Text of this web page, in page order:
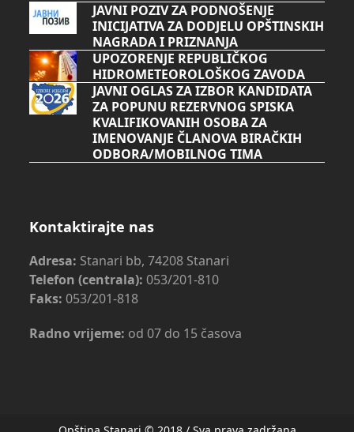
JAVNI POZIV ZA PODNOŠENJE
INICIJATIVA ZA DODJELU OPŠTINSKIH
NAGRADA I PRIZNANJA
UPOZORENJE REPUBLIČKOG
HIDROMETEOROLOŠKOG ZAVODA
JAVNI OGLAS ZA IZBOR KANDIDATA
ZA POPUNU REZERVNOG SPISKA
KVALIFIKOVANIH OSOBA ZA
IMENOVANJE ČLANOVA BIRAČKIH
ODBORA/MOBILNOG TIMA
Kontaktirajte nas
Adresa: Stanari bb, 74208 Stanari
Telefon (centrala): 053/201-810
Faks: 053/201-818
Radno vrijeme: od 07 do 15 časova